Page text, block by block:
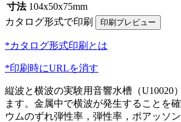
寸法 104x50x75mm
カタログ形式で印刷
*カタログ形式印刷とは
*印刷時にURLを消す
縦波と横波の実験用音響水槽（U10020
ます。金属中で横波が発生することを
ウムのずれ弾性率，弾性率，ポアッソ